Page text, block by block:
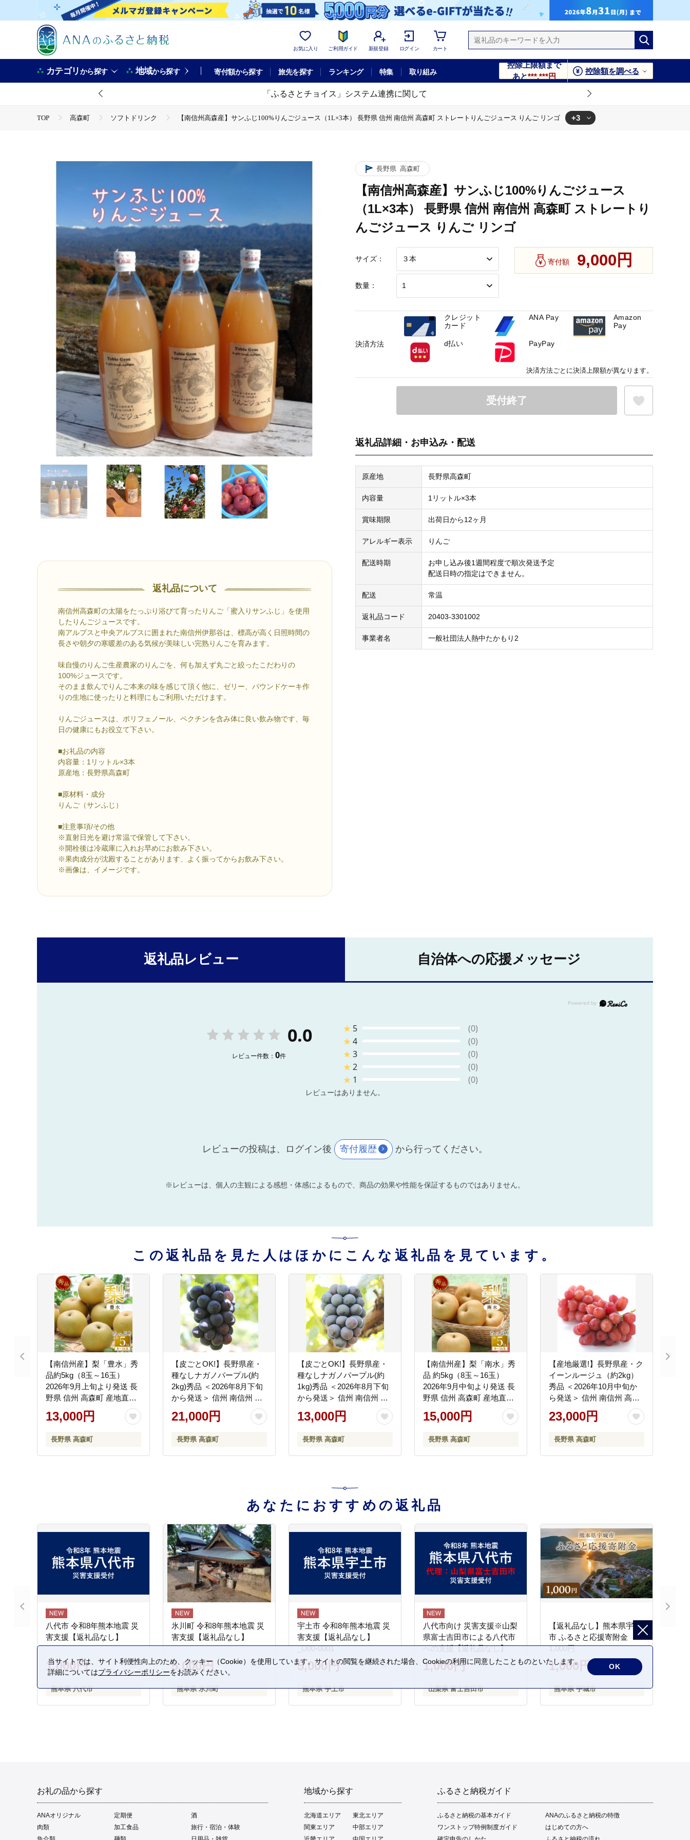
お気に入り ご利用ガイド 新規登録 ログイン カート
カテゴリから探す 地域から探す 寄付額から探す 旅先を探す ランキング 特集 取り組み
控除上限額まで
あと***,***円
控除額を調べる
「ふるさとチョイス」システム連携に関して
TOP 高森町 ソフトドリンク 【南信州高森産】サンふじ100%りんごジュース（1L×3本） 長野県 信州 南信州 高森町 ストレートりんごジュース りんご リンゴ +3
返礼品について
南信州高森町の太陽をたっぷり浴びて育ったりんご「蜜入りサンふじ」を使用
したりんごジュースです。
南アルプスと中央アルプスに囲まれた南信州伊那谷は、標高が高く日照時間の
長さや朝夕の寒暖差のある気候が美味しい完熟りんごを育みます。
味自慢のりんご生産農家のりんごを、何も加えず丸ごと絞ったこだわりの
100%ジュースです。
そのまま飲んでりんご本来の味を感じて頂く他に、ゼリー、パウンドケーキ作
りの生地に使ったりと料理にもご利用いただけます。
りんごジュースは、ポリフェノール、ペクチンを含み体に良い飲み物です、毎
日の健康にもお役立て下さい。
■お礼品の内容
内容量：1リットル×3本
原産地：長野県高森町
■原材料・成分
りんご（サンふじ）
■注意事項/その他
※直射日光を避け常温で保管して下さい。
※開栓後は冷蔵庫に入れお早めにお飲み下さい。
※果肉成分が沈殿することがあります、よく振ってからお飲み下さい。
※画像は、イメージです。
長野県 高森町
【南信州高森産】サンふじ100%りんごジュース
（1L×3本） 長野県 信州 南信州 高森町 ストレートり
んごジュース りんご リンゴ
サイズ：
数量：
寄付額 9,000円
受付終了
返礼品詳細・お申込み・配送
原産地 長野県高森町
内容量 1リットル×3本
賞味期限 出荷日から12ヶ月
アレルギー表示 りんご
配送時期
お申し込み後1週間程度で順次発送予定
配送日時の指定はできません。
配送 常温
返礼品コード 20403-3301002
事業者名 一般社団法人熱中たかもり2
決済方法
クレジット
カード
ANA Pay
Amazon
Pay
d払い PayPay
決済方法ごとに決済上限額が異なります。
返礼品レビュー 自治体への応援メッセージ
0.0
レビュー件数： 0件
★ 5
(0)
★4
(0)
★3
(0)
★2
(0)
★ 1 (0)
レビューはありません。
レビューの投稿は、ログイン後 寄付履歴 から行ってください。
※レビューは、個人の主観による感想・体感によるもので、商品の効果や性能を保証するものではありません。
この返礼品を見た人はほかにこんな返礼品を見ています。
【南信州産】梨「豊水」秀
品約5kg（8玉～16玉）
2026年9月上旬より発送 長
野県 信州 高森町 産地直送
果物 くだもの なし ナシ 和
梨 旬 旬の果物 旬の梨 ギフ
信州
13,000円
長野県 高森町
【皮ごとOK!】長野県産・
種なしナガノパープル(約
2kg)秀品 ＜2026年8月下旬
から発送＞ 信州 南信州 高
森町 産地直送 果物 くだも
の ぶどう 旬のぶどう パー
21,000円
長野県 高森町
【皮ごとOK!】長野県産・
種なしナガノパープル(約
1kg)秀品 ＜2026年8月下旬
から発送＞ 信州 南信州 高
森町 産地直送 果物 くだも
の ぶどう 旬のぶどう パー
13,000円
長野県 高森町
【南信州産】梨「南水」秀
品 約5kg（8玉～16玉）
2026年9月中旬より発送 長
野県 信州 高森町 産地直送
果物 くだもの なし ナシ 和
梨 旬 旬の果物 旬の梨 なん
信州
15,000円
長野県 高森町
【産地厳選!】長野県産・ク
イーンルージュ（約2kg）
秀品 ＜2026年10月中旬か
ら発送＞ 信州 南信州 高森
町 産地直送 果物 くだもの
ぶどう 旬のぶどう 山下屋
23,000円
長野県 高森町
あなたにおすすめの返礼品
八代市 令和8年熊本地震 災
害支援【返礼品なし】
1,000円
熊本県 八代市
氷川町 令和8年熊本地震 災
害支援【返礼品なし】
5,000円
熊本県 氷川町
宇土市 令和8年熊本地震 災
害支援【返礼品なし】
_U00-0001
5,000円
熊本県 宇土市
八代市向け 災害支援※山梨
県富士吉田市による八代市
への支援【返礼品なし】
1,000円
山梨県 富士吉田市
【返礼品なし】熊本県宇城
市 ふるさと応援寄附金
1,000円
1,000円
熊本県 宇城市
お礼の品から探す
ANAオリジナル 定期便
酒
肉類
加工食品
旅行・宿泊・体験
地域から探す
北海道エリア
東北エリア
関東エリア
中部エリア
ふるさと納税ガイド
ふるさと納税の基本ガイド
ANAのふるさと納税の特徴
ワンストップ特例制度ガイド
はじめての方へ
当サイトでは、サイト利便性向上のため、クッキー（Cookie）を使用しています。サイトの閲覧を継続された場合、Cookieの利用に同意したことものといたします。
詳細についてはプライバシーポリシーをお読みください。
OK